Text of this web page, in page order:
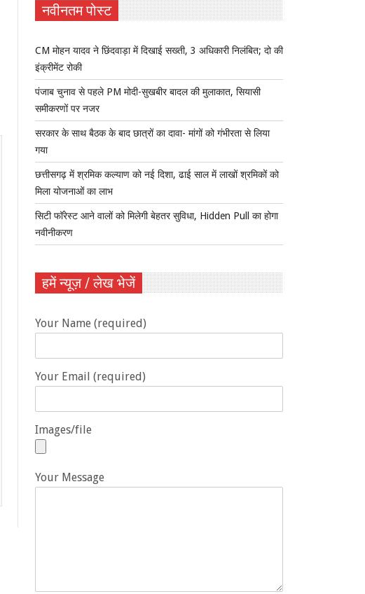
नवीनतम पोस्ट
CM मोहन यादव ने छिंदवाड़ा में दिखाई सख्ती, 3 अधिकारी निलंबित; दो की
इंक्रीमेंट रोकी
पंजाब चुनाव से पहले PM मोदी-सुखबीर बादल की मुलाकात, सियासी
समीकरणों पर नजर
सरकार के साथ बैठक के बाद छात्रों का दावा- मांगों को गंभीरता से लिया
गया
छत्तीसगढ़ में श्रमिक कल्याण को नई दिशा, ढाई साल में लाखों श्रमिकों को
मिला योजनाओं का लाभ
सिटी फॉरेस्ट आने वालों को मिलेगी बेहतर सुविधा, Hidden Pull का होगा
नवीनीकरण
हमें न्यूज़ / लेख भेजें
Your Name (required)
Your Email (required)
Images/file
Your Message